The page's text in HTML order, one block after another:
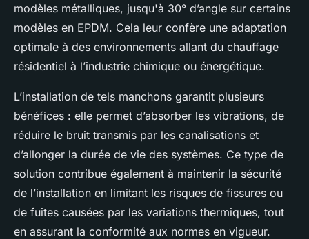
modèles métalliques, jusqu'à 30° d’angle sur certains
modèles en EPDM. Cela leur confère une adaptation
optimale à des environnements allant du chauffage
résidentiel à l’industrie chimique ou énergétique.
L’installation de tels manchons garantit plusieurs
bénéfices : elle permet d’absorber les vibrations, de
réduire le bruit transmis par les canalisations et
d’allonger la durée de vie des systèmes. Ce type de
solution contribue également à maintenir la sécurité
de l’installation en limitant les risques de fissures ou
de fuites causées par les variations thermiques, tout
en assurant la conformité aux normes en vigueur.